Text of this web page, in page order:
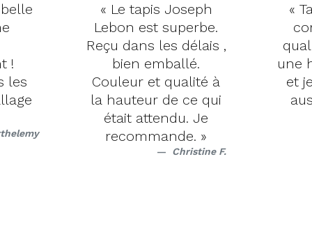
!
les
« Le tapis Joseph
Lebon est superbe.
Reçu dans les délais ,
bien emballé.
Couleur et qualité à
la hauteur de ce qui
était attendu. Je
recommande. »
Christine F.
«
une
et